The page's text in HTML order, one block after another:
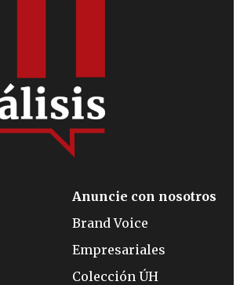
Anuncie con nosotros
Brand Voice
Empresariales
Colección ÚH